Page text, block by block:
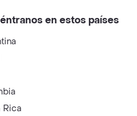
en estos países
Rica